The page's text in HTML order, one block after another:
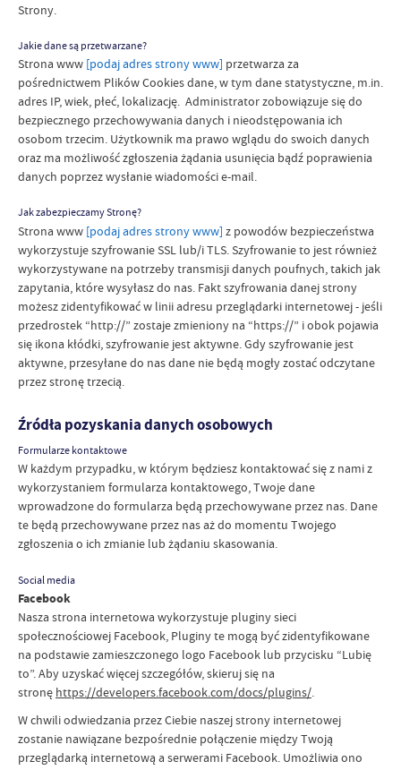
Strony.
Jakie dane są przetwarzane?
Strona www [podaj adres strony www] przetwarza za
pośrednictwem Plików Cookies dane, w tym dane statystyczne, m.in.
adres IP, wiek, płeć, lokalizację. Administrator zobowiązuje się do
bezpiecznego przechowywania danych i nieodstępowania ich
osobom trzecim. Użytkownik ma prawo wglądu do swoich danych
oraz ma możliwość zgłoszenia żądania usunięcia bądź poprawienia
danych poprzez wysłanie wiadomości e-mail.
Jak zabezpieczamy Stronę?
Strona www [podaj adres strony www] z powodów bezpieczeństwa
wykorzystuje szyfrowanie SSL lub/i TLS. Szyfrowanie to jest również
wykorzystywane na potrzeby transmisji danych poufnych, takich jak
zapytania, które wysyłasz do nas. Fakt szyfrowania danej strony
możesz zidentyfikować w linii adresu przeglądarki internetowej - jeśli
przedrostek “http://” zostaje zmieniony na “https://” i obok pojawia
się ikona kłódki, szyfrowanie jest aktywne. Gdy szyfrowanie jest
aktywne, przesyłane do nas dane nie będą mogły zostać odczytane
przez stronę trzecią.
Źródła pozyskania danych osobowych
Formularze kontaktowe
W każdym przypadku, w którym będziesz kontaktować się z nami z
wykorzystaniem formularza kontaktowego, Twoje dane
wprowadzone do formularza będą przechowywane przez nas. Dane
te będą przechowywane przez nas aż do momentu Twojego
zgłoszenia o ich zmianie lub żądaniu skasowania.
Social media
Facebook
Nasza strona internetowa wykorzystuje pluginy sieci
społecznościowej Facebook, Pluginy te mogą być zidentyfikowane
na podstawie zamieszczonego logo Facebook lub przycisku “Lubię
to”. Aby uzyskać więcej szczegółów, skieruj się na
stronę https://developers.facebook.com/docs/plugins/.
W chwili odwiedzania przez Ciebie naszej strony internetowej
zostanie nawiązane bezpośrednie połączenie między Twoją
przeglądarką internetową a serwerami Facebook. Umożliwia ono